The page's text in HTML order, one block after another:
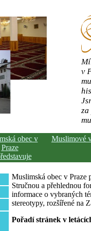
v
obec v
Praze
Muslimové
Muslimská obec v Praze
Stručnou a přehlednou
informace o vybraných
stereotypy, rozšířené na
Pořadí stránek v